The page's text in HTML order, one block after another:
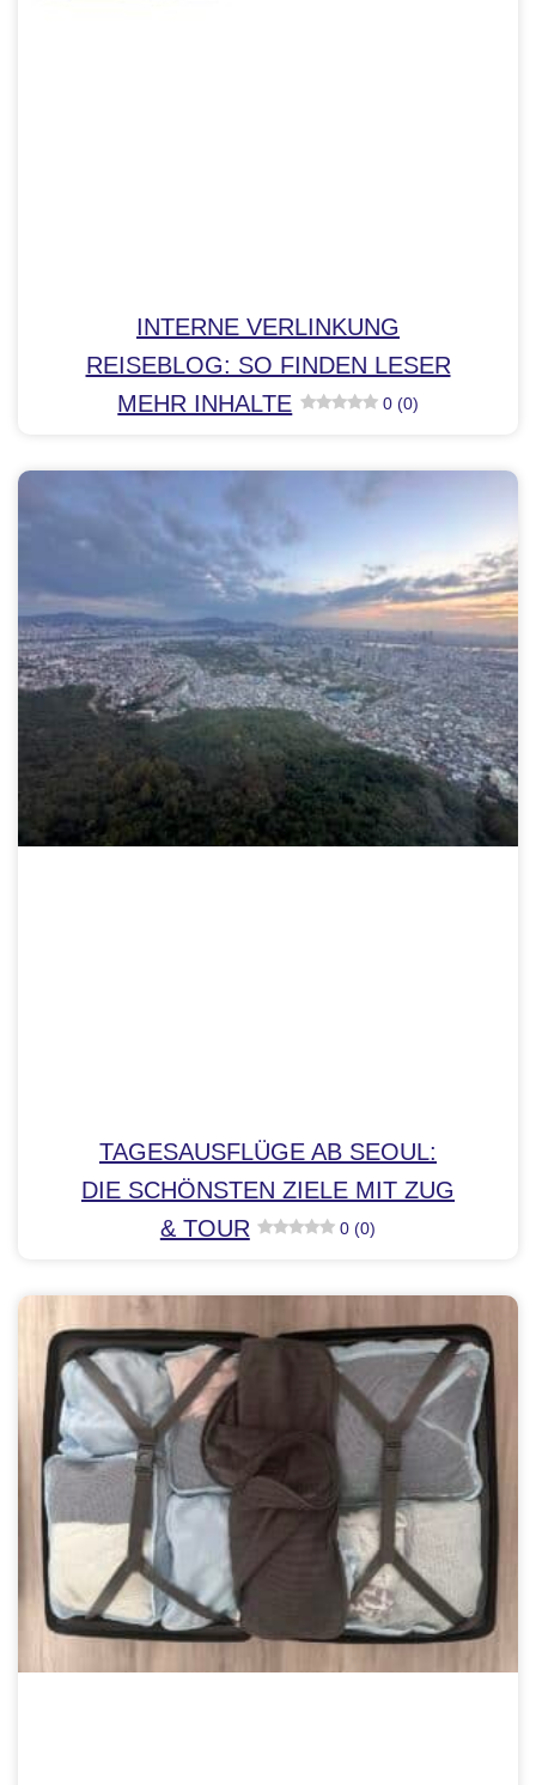
INTERNE VERLINKUNG
REISEBLOG: SO FINDEN LESER
MEHR INHALTE
0 (0)
TAGESAUSFLÜGE AB SEOUL:
DIE SCHÖNSTEN ZIELE MIT ZUG
& TOUR
0 (0)